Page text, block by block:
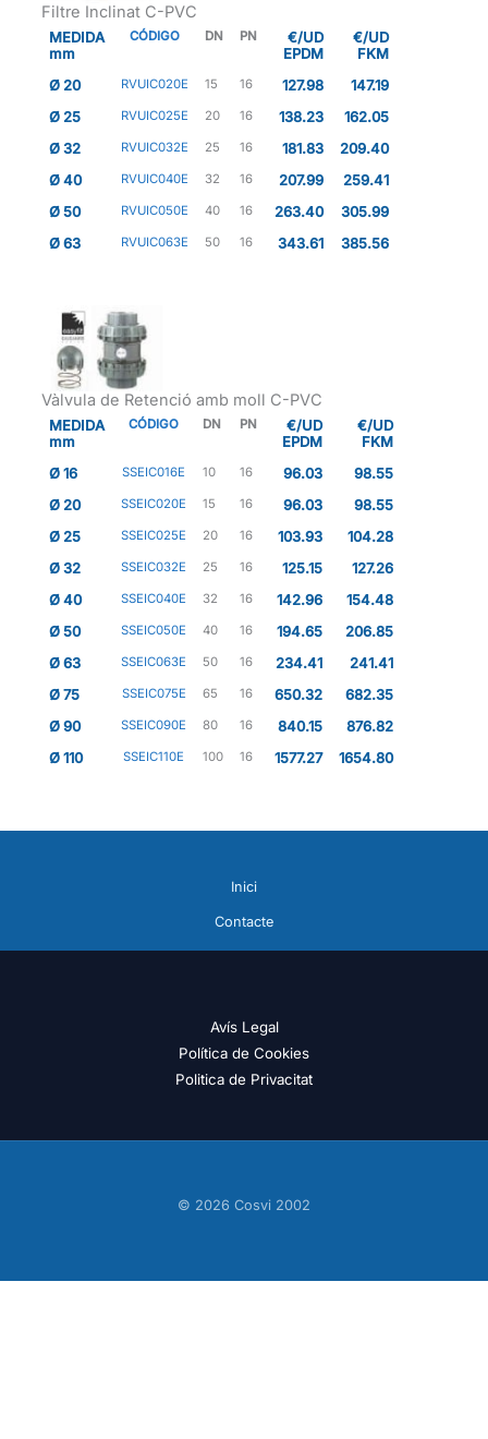
Filtre Inclinat C-PVC
MEDIDA
mm
CÓDIGO DN PN
€/UD
EPDM
€/UD
FKM
Ø 20
RVUIC020E 15 16 127.98
147.19
Ø 25
RVUIC025E 20 16 138.23
162.05
Ø 32
RVUIC032E 25 16 181.83
209.40
Ø 40
RVUIC040E 32 16 207.99
259.41
Ø 50
RVUIC050E 40 16 263.40
305.99
Ø 63
RVUIC063E 50 16 343.61 385.56
Vàlvula de Retenció amb moll C-PVC
MEDIDA
mm
CÓDIGO DN PN
€/UD
EPDM
€/UD
FKM
Ø 16
SSEIC016E 10 16 96.03
98.55
Ø 20
SSEIC020E 15 16 96.03
98.55
Ø 25
SSEIC025E 20 16 103.93
104.28
Ø 32
SSEIC032E 25 16 125.15
127.26
Ø 40
SSEIC040E 32 16 142.96
154.48
Ø 50
SSEIC050E 40 16 194.65
206.85
Ø 63
SSEIC063E 50 16 234.41
241.41
Ø 75
SSEIC075E 65 16 650.32
682.35
Ø 90
SSEIC090E 80 16 840.15
876.82
Ø 110
SSEIC110E 100 16 1577.27 1654.80
Inici
Contacte
Avís Legal
Política de Cookies
Politica de Privacitat
© 2026 Cosvi 2002